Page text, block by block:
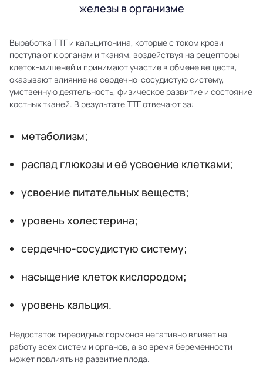
железы в организме
Выработка ТТГ и кальцитонина, которые с током крови
поступают к органам и тканям, воздействуя на рецепторы
клеток-мишеней и принимают участие в обмене веществ,
оказывают влияние на сердечно-сосудистую систему,
умственную деятельность, физическое развитие и состояние
костных тканей. В результате ТТГ отвечают за:
метаболизм;
распад глюкозы и её усвоение клетками;
усвоение питательных веществ;
уровень холестерина;
сердечно-сосудистую систему;
насыщение клеток кислородом;
уровень кальция.
Недостаток тиреоидных гормонов негативно влияет на
работу всех систем и органов, а во время беременности
может повлиять на развитие плода.